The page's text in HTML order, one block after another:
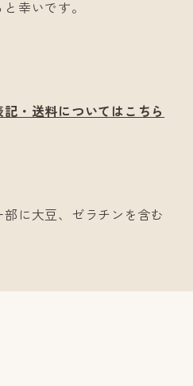
幸いです。
・送料についてはこちら
に大豆、ゼラチンを含む